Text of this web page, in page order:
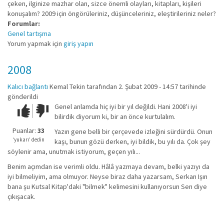
çeken, ilginize mazhar olan, sizce önemli olayları, kitapları, kişileri
konuşalım? 2009 için öngörüleriniz, düşünceleriniz, eleştirileriniz neler?
Forumlar:
Genel tartışma
Yorum yapmak için giriş yapın
2008
Kalıcı bağlantı Kemal Tekin tarafından 2. Şubat 2009 - 14:57 tarihinde
gönderildi
Çok iyi!O
kadar
iyi
değil!
Puanlar: 33
‘yukarı’ dedin
Genel anlamda hiç iyi bir yıl değildi. Hani 2008'i iyi
bilirdik diyorum ki, bir an önce kurtulalım.
Yazın gene belli bir çerçevede izleğini sürdürdü. Onun
kaşı, bunun gözü derken, iyi bildik, bu yılı da. Çok şey
söylenir ama, unutmak istiyorum, geçen yılı...
Benim açımdan ise verimli oldu. Hâlâ yazmaya devam, belki yazıyı da
iyi bilmeliyim, ama olmuyor. Neyse biraz daha yazarsam, Serkan Işın
bana şu Kutsal Kitap'daki "bilmek" kelimesini kullanıyorsun Sen diye
çıkışacak.